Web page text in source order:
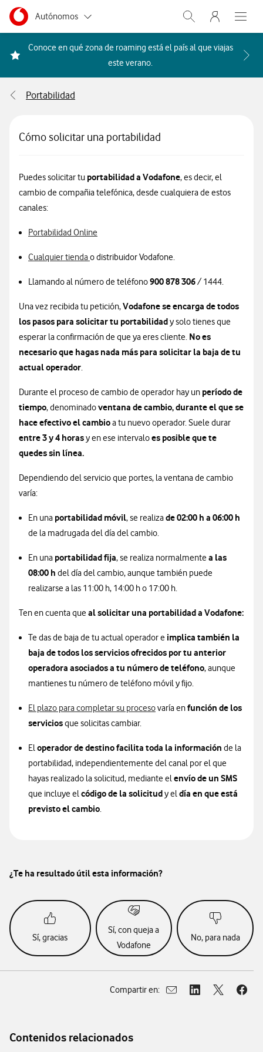
Ir a la pagina principal de vodafone.es
Menu navegación Segmento
Autónomos
Pymes
Abrir buscador.
Menu
Abre
Conoce en qué zona de roaming está el país al que viajas
este verano. Acceder a la FAQ Qué
Portabilidad
Cómo solicitar una portabilidad
Puedes solicitar tu portabilidad a Vodafone, es decir, el
cambio de compañia telefónica, desde cualquiera de estos
canales:
Portabilidad Online
Cualquier tiendao distribuidor Vodafone.
Llamando al número de teléfono900 878 306/ 1444.
Una vez recibida tu petición,Vodafone se encarga de todos
los pasos para solicitar tu portabilidady solo tienes que
esperar la confirmación de que ya eres cliente. No es
necesario que hagas nada más para solicitar la baja de tu
actual operador.
Durante el proceso de cambio de operador hay un período de
tiempo, denominadoventana de cambio, durante el que se
hace efectivo el cambioa tu nuevo operador. Suele durar
entre 3 y 4 horasy en ese intervaloes posible que te
quedes sin línea.
Dependiendo del servicio que portes, la ventana de cambio
varía:
En una portabilidad móvil, se realizade 02:00 h a 06:00 h
de la madrugada del día del cambio.
En una portabilidad fija, se realiza normalmentea las
08:00 h del día del cambio, aunque también puede
realizarse a las 11:00 h, 14:00 h o 17:00 h.
Ten en cuenta queal solicitar una portabilidad a Vodafone:​
Te das de baja de tu actual operador e implica también la
baja de todos los servicios ofrecidos por tu anterior
operadora asociados a tu número de teléfono, aunque
mantienes tu número de teléfono móvil y fijo.
El plazo para completar su procesovaría enfunción de los
serviciosque solicitas cambiar.
Eloperador de destino facilita toda la información de la
portabilidad, independientemente del canal por el que
hayas realizado la solicitud, mediante elenvío de un SMS
que incluye elcódigo de la solicitudy eldía en que está
previsto el cambio.
¿Te ha resultado útil esta información?
Sí, gracias
Sí, con queja a
Vodafone
No, para nada
Compartir en:
Abrir ventana para
Abrir ventana
Abrir Abrir
Contenidos relacionados